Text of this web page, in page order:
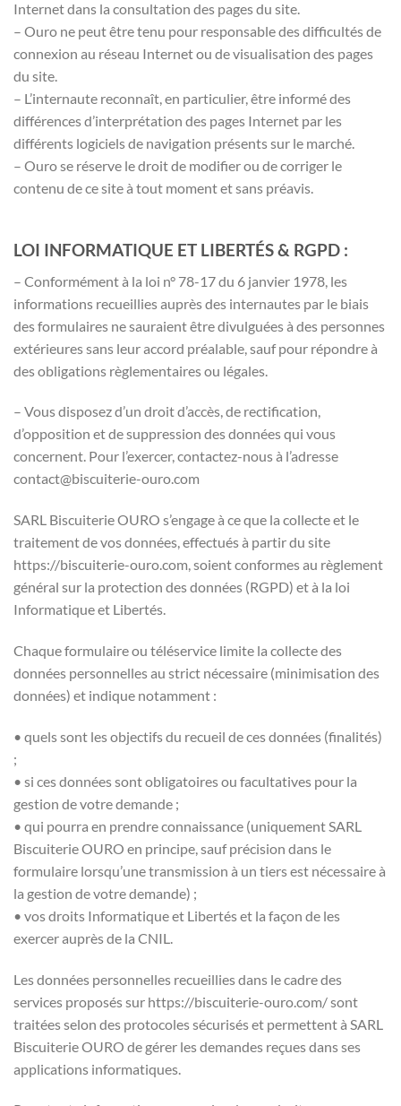
Internet dans la consultation des pages du site.
– Ouro ne peut être tenu pour responsable des difficultés de
connexion au réseau Internet ou de visualisation des pages
du site.
– L’internaute reconnaît, en particulier, être informé des
différences d’interprétation des pages Internet par les
différents logiciels de navigation présents sur le marché.
– Ouro se réserve le droit de modifier ou de corriger le
contenu de ce site à tout moment et sans préavis.
LOI INFORMATIQUE ET LIBERTÉS & RGPD :
– Conformément à la loi n° 78-17 du 6 janvier 1978, les
informations recueillies auprès des internautes par le biais
des formulaires ne sauraient être divulguées à des personnes
extérieures sans leur accord préalable, sauf pour répondre à
des obligations règlementaires ou légales.
– Vous disposez d’un droit d’accès, de rectification,
d’opposition et de suppression des données qui vous
concernent. Pour l’exercer, contactez-nous à l’adresse
contact@biscuiterie-ouro.com
SARL Biscuiterie OURO s’engage à ce que la collecte et le
traitement de vos données, effectués à partir du site
https://biscuiterie-ouro.com, soient conformes au règlement
général sur la protection des données (RGPD) et à la loi
Informatique et Libertés.
Chaque formulaire ou téléservice limite la collecte des
données personnelles au strict nécessaire (minimisation des
données) et indique notamment :
• quels sont les objectifs du recueil de ces données (finalités)
;
• si ces données sont obligatoires ou facultatives pour la
gestion de votre demande ;
• qui pourra en prendre connaissance (uniquement SARL
Biscuiterie OURO en principe, sauf précision dans le
formulaire lorsqu’une transmission à un tiers est nécessaire à
la gestion de votre demande) ;
• vos droits Informatique et Libertés et la façon de les
exercer auprès de la CNIL.
Les données personnelles recueillies dans le cadre des
services proposés sur https://biscuiterie-ouro.com/ sont
traitées selon des protocoles sécurisés et permettent à SARL
Biscuiterie OURO de gérer les demandes reçues dans ses
applications informatiques.